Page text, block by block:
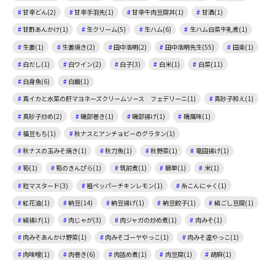
甘辛どん(2)
甘辛手羽先(1) 甘辛牛肉豆腐丼(1)
甘酒(1)
甘酢あんかけ(1)
生クリーム(5) 生ハム(6)
生ハム白菜牛乳煮(1)
生姜(1)
生姜焼き(2) 田中浩明(2) 田中浩明先生(55)
田楽(1)
白だし(1)
白ワイン(2) 白子(3) 白米(1)
白菜(11)
白身魚(6)
白飯(1)
真イカと水菜の肝マヨネーズクリームソース フェデリーニ(1)
真砂子和え(1)
真砂子炒め(2)
磯部巻き(1) 磯部揚げ(1)
磯風味(1)
福豆もち(1)
秋ナスとアンチョビーのグラタン(1)
秋ナスの玉みそ焼き(1)
秋刀魚(1) 秋野菜(1)
竜田揚げ(1)
筍(1)
筍のきんぴら(1) 筑前煮(1) 簡単(1)
米(1)
粒マスタード(3)
粗ペッパーチキンレモン(1)
糸こんにゃく(1)
紅花油(1)
納豆(14) 納豆揚げ(1) 納豆餃子(1)
絹ごし豆腐(1)
絹揚げ(1)
肉じゃが(3) 肉ジャガの炒め煮(1)
肉みそ(1)
肉みそあんかけ野菜(1)
肉みそゴーヤやっこ(1)
肉みそ温やっこ(1)
肉味噌(1)
肉巻き(6) 肉詰め煮(1) 肉豆腐(1)
胡麻(1)